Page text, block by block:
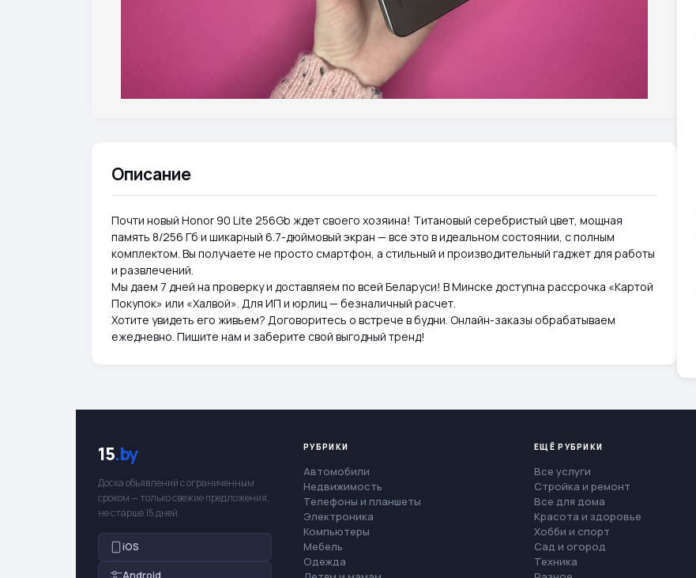
Описание
Почти новый Honor 90 Lite 256Gb ждет своего хозяина! Титановый серебристый цвет, мощная
память 8/256 Гб и шикарный 6.7-дюймовый экран — все это в идеальном состоянии, с полным
комплектом. Вы получаете не просто смартфон, а стильный и производительный гаджет для работы
и развлечений.
Мы даем 7 дней на проверку и доставляем по всей Беларуси! В Минске доступна рассрочка «Картой
Покупок» или «Халвой». Для ИП и юрлиц — безналичный расчет.
Хотите увидеть его живьем? Договоритесь о встрече в будни. Онлайн-заказы обрабатываем
ежедневно. Пишите нам и заберите свой выгодный тренд!
15.by
Доска объявлений с ограниченным
сроком — только свежие предложения,
не старше 15 дней.
iOS
Android
РУБРИКИ
Автомобили
Недвижимость
Телефоны и планшеты
Электроника
Компьютеры
Мебель
Одежда
ЕЩЁ РУБРИКИ
Все услуги
Стройка и ремонт
Все для дома
Красота и здоровье
Хобби и спорт
Сад и огород
Техника